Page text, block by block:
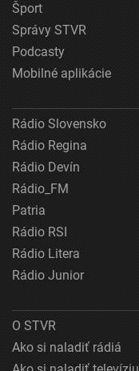
Šport
Správy STVR
Podcasty
Mobilné aplikácie
Rádio Slovensko
Rádio Regina
Rádio Devín
Rádio_FM
Patria
Rádio RSI
Rádio Litera
Rádio Junior
O STVR
Ako si naladiť rádiá